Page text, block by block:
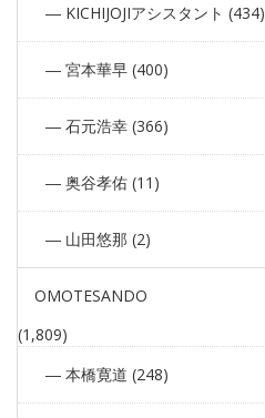
KICHIJOJIアシスタント (434)
宮本華早 (400)
石元浩幸 (366)
奥谷孝佑 (11)
山田悠那 (2)
OMOTESANDO
(1,809)
本橋寛道 (248)